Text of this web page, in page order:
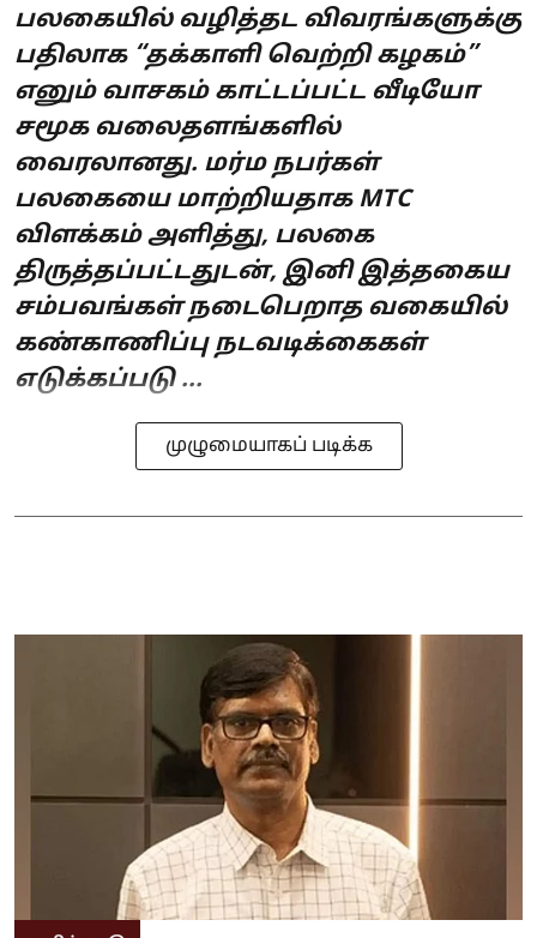
பலகையில் வழித்தட விவரங்களுக்கு
பதிலாக “தக்காளி வெற்றி கழகம்”
எனும் வாசகம் காட்டப்பட்ட வீடியோ
சமூக வலைதளங்களில்
வைரலானது. மர்ம நபர்கள்
பலகையை மாற்றியதாக MTC
விளக்கம் அளித்து, பலகை
திருத்தப்பட்டதுடன், இனி இத்தகைய
சம்பவங்கள் நடைபெறாத வகையில்
கண்காணிப்பு நடவடிக்கைகள்
எடுக்கப்படு ...
முழுமையாகப் படிக்க